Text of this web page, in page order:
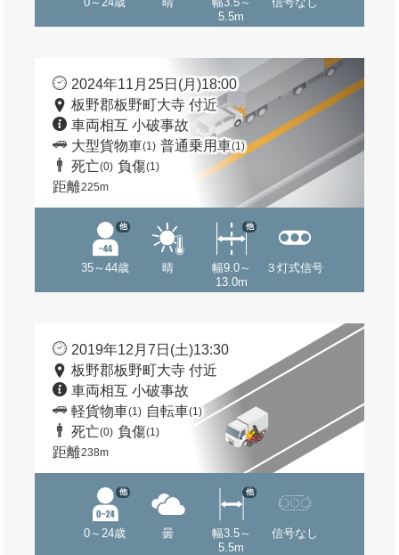
5.5m
2024年11月25日(月)18:00
板野郡板野町大寺 付近
車両相互 小破事故
大型貨物車(1) 普通乗用車(1)
死亡(0) 負傷(1)
距離225m
35～44歳
他
晴
幅9.0～
13.0m
他
３灯式信号
2019年12月7日(土)13:30
板野郡板野町大寺 付近
車両相互 小破事故
軽貨物車(1) 自転車(1)
死亡(0) 負傷(1)
距離238m
0～24歳
他
曇
幅3.5～
5.5m
他
信号なし